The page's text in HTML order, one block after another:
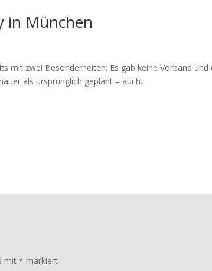
in München
zwei Besonderheiten: Es gab keine Vorband
als ursprünglich geplant – auch...
mit * markiert